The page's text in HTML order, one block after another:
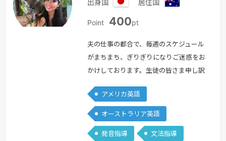
出身国
本
居住国
ト
ラ
リ
Point 400pt
夫の仕事の都合で、毎週のスケジュール
がまちまち、ぎりぎりになりご迷惑をお
かけしております。生徒の皆さま申し訳
来るため1週間ほどお休みさせていただ
きます。(＊文法や筆記試験対策は受け
付けておりません。英会話が中心となり
ます)‐‐‐レッスン内容‐‐‐①フリートー
アメリカ英語
オーストラリア英語
発音指導 文法指導